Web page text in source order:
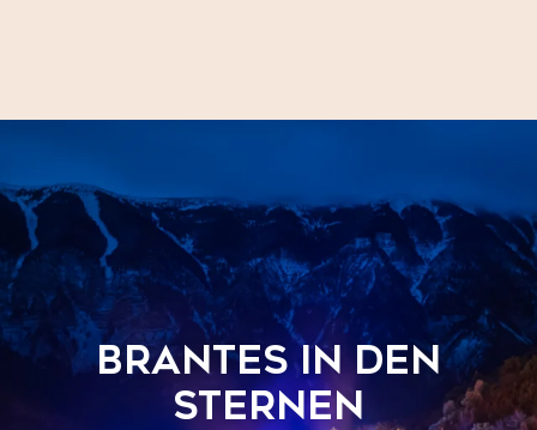
BRANTES IN DEN
STERNEN